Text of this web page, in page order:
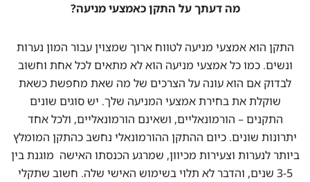
מה דעתך על התקן כאמצעי מניעה?
התקן הוא אמצעי מניעה לטווח ארוך שמצוין עבור המון נערות
ונשים. כמו כל אמצעי מניעה הוא לא מתאים לכל אחת וחשוב
לבדוק אם הוא עונה על הצרכים של מה שאת מחפשת כשאת
שוקלת את בחירת אמצעי המניעה שלך. יש סוגים שונים
התקנים – הורמונאליים, ושאינם הורמונאליים, ולכל אחד
יתרונות שונים. כיום ההתקן ההורמונאלי נחשב כהתקן המומלץ
ביותר לנערות וצעירות מכיוון, שמרגע הכנסתו האישה מוגנת בין
3-5 שנים, והדבר לא תלוי בשימוש האישי שלה. חשוב שתקלי